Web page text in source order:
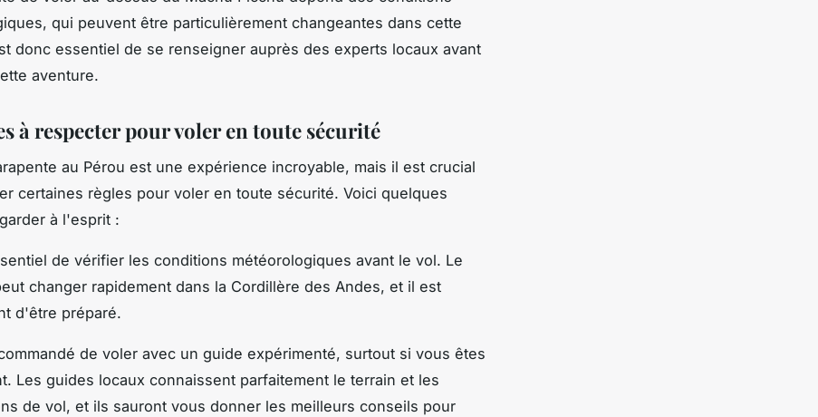
qui peuvent être particulièrement changeantes dans cette
donc essentiel de se renseigner auprès des experts locaux avant
aventure.
à respecter pour voler en toute sécurité
au Pérou est une expérience incroyable, mais il est crucial
certaines règles pour voler en toute sécurité. Voici quelques
à l'esprit :
de vérifier les conditions météorologiques avant le vol. Le
changer rapidement dans la Cordillère des Andes, et il est
d'être préparé.
de voler avec un guide expérimenté, surtout si vous êtes
Les guides locaux connaissent parfaitement le terrain et les
de vol, et ils sauront vous donner les meilleurs conseils pour